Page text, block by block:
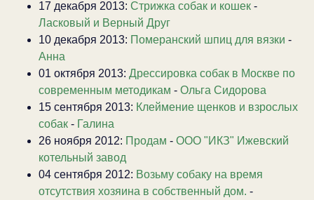
17 декабря 2013: Стрижка собак и кошек -
Ласковый и Верный Друг
10 декабря 2013: Померанский шпиц для вязки -
Анна
01 октября 2013: Дрессировка собак в Москве по
современным методикам - Ольга Сидорова
15 сентября 2013: Клеймение щенков и взрослых
собак - Галина
26 ноября 2012: Продам - ООО "ИКЗ" Ижевский
котельный завод
04 сентября 2012: Возьму собаку на время
отсутствия хозяина в собственный дом. -